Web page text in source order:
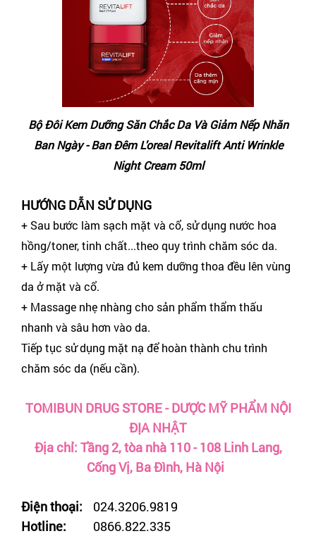
Bộ Đôi Kem Dưỡng Săn Chắc Da Và Giảm Nếp Nhăn
Ban Ngày - Ban Đêm L'oreal Revitalift Anti Wrinkle
Night Cream 50ml
HƯỚNG DẪN SỬ DỤNG
+ Sau bước làm sạch mặt và cổ, sử dụng nước hoa
hồng/toner, tinh chất...theo quy trình chăm sóc da.
+ Lấy một lượng vừa đủ kem dưỡng thoa đều lên vùng
da ở mặt và cổ.
+ Massage nhẹ nhàng cho sản phẩm thẩm thấu
nhanh và sâu hơn vào da.
Tiếp tục sử dụng mặt nạ để hoàn thành chu trình
chăm sóc da (nếu cần).
TOMIBUN DRUG STORE - DƯỢC MỸ PHẨM NỘI
ĐỊA NHẬT
Địa chỉ: Tầng 2, tòa nhà 110 - 108 Linh Lang,
Cống Vị, Ba Đình, Hà Nội
Điện thoại:
024.3206.9819
Hotline:
0866.822.335